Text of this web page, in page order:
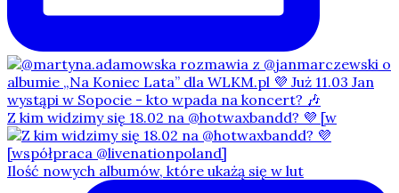
Z kim widzimy się 18.02 na @hotwaxbandd? 💜 [w
Ilość nowych albumów, które ukażą się w lut